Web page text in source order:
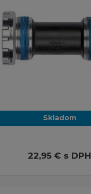
Skladom
22,95 € s DPH